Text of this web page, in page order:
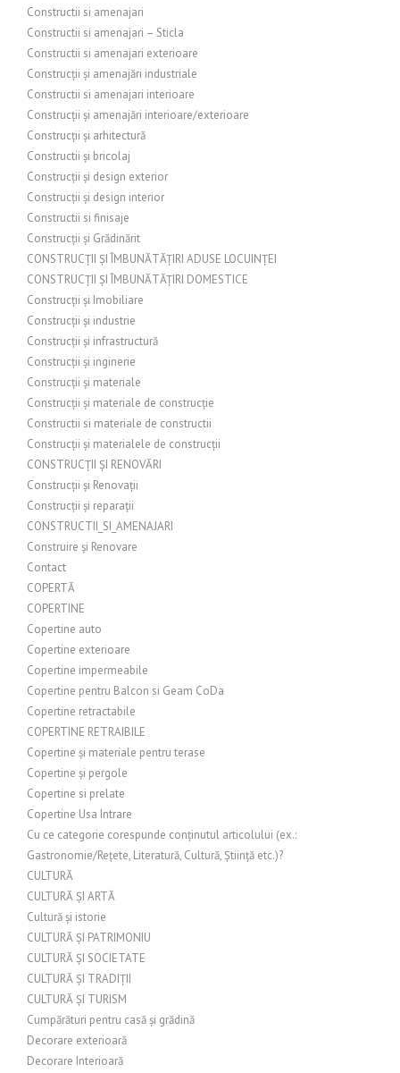
Constructii si amenajari
Constructii si amenajari – Sticla
Constructii si amenajari exterioare
Construcții și amenajări industriale
Constructii si amenajari interioare
Construcții și amenajări interioare/exterioare
Construcții și arhitectură
Constructii și bricolaj
Construcții și design exterior
Construcții și design interior
Constructii si finisaje
Construcții și Grădinărit
CONSTRUCȚII ȘI ÎMBUNĂTĂȚIRI ADUSE LOCUINȚEI
CONSTRUCȚII ȘI ÎMBUNĂTĂȚIRI DOMESTICE
Construcții și Imobiliare
Construcții și industrie
Construcții și infrastructură
Construcții și inginerie
Construcții și materiale
Construcții și materiale de construcție
Constructii si materiale de constructii
Construcții și materialele de construcții
CONSTRUCȚII ȘI RENOVĂRI
Construcții și Renovații
Construcții și reparații
CONSTRUCTII_SI_AMENAJARI
Construire și Renovare
Contact
COPERTĂ
COPERTINE
Copertine auto
Copertine exterioare
Copertine impermeabile
Copertine pentru Balcon si Geam CoDa
Copertine retractabile
COPERTINE RETRAIBILE
Copertine și materiale pentru terase
Copertine și pergole
Copertine si prelate
Copertine Usa Intrare
Cu ce categorie corespunde conținutul articolului (ex.:
Gastronomie/Rețete, Literatură, Cultură, Știință etc.)?
CULTURĂ
CULTURĂ ȘI ARTĂ
Cultură și istorie
CULTURĂ ȘI PATRIMONIU
CULTURĂ ȘI SOCIETATE
CULTURĂ ȘI TRADIȚII
CULTURĂ ȘI TURISM
Cumpărături pentru casă și grădină
Decorare exterioară
Decorare Interioară